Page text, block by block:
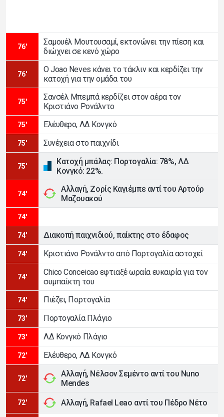
76'
Σαμουέλ Μουτουσαμί, εκτονώνει την πίεση και
διώχνει σε κενό χώρο
76'
Ο Joao Neves κάνει το τάκλιν και κερδίζει την
κατοχή για την ομάδα του
75'
Σανσέλ Μπεμπά κερδίζει στον αέρα τον
Κριστιάνο Ρονάλντο
75' Ελέυθερο, ΛΔ Κονγκό
75' Συνέχεια στο παιχνίδι
75'
Κατοχή μπάλας: Πορτογαλία: 78%, ΛΔ
Κονγκό: 22%.
74'
Αλλαγή, Ζορίς Καγιέμπε αντί του Αρτούρ
Μαζουακού
74'
74' Διακοπή παιχνιδιού, παίκτης στο έδαφος
74' Κριστιάνο Ρονάλντο από Πορτογαλία αστοχεί
74'
Chico Conceicao εφτιαξέ ωραία ευκαιρία για τον
συμπαίκτη του
74' Πιέζει, Πορτογαλία
73' Πορτογαλία Πλάγιο
73' ΛΔ Κονγκό Πλάγιο
72' Ελέυθερο, ΛΔ Κονγκό
72'
Αλλαγή, Νέλσον Σεμέντο αντί του Nuno
Mendes
72' Αλλαγή, Rafael Leao αντί του Πέδρο Νέτο